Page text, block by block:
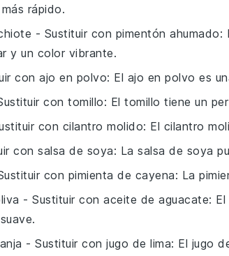
rápido.
- Sustituir con pimentón ahumado:
y un color vibrante.
con ajo en polvo: El ajo en polvo es
con tomillo: El tomillo tiene un
con cilantro molido: El cilantro
con salsa de soya: La salsa de soya
con pimienta de cayena: La
- Sustituir con aceite de aguacate:
- Sustituir con jugo de lima: El jugo